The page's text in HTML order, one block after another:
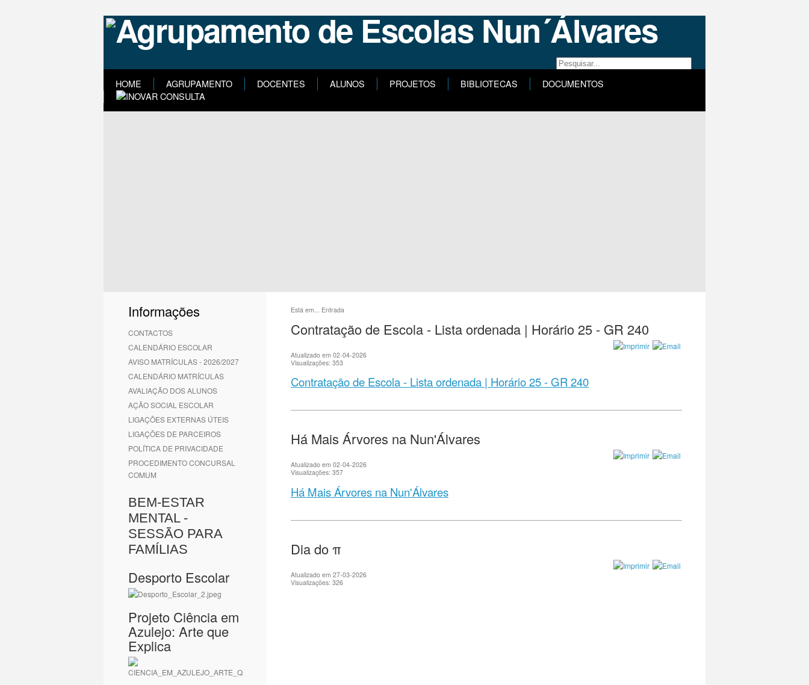
HOME AGRUPAMENTO DOCENTES ALUNOS PROJETOS BIBLIOTECAS DOCUMENTOS
Informações
CONTACTOS
CALENDÁRIO ESCOLAR
AVISO MATRÍCULAS - 2026/2027
CALENDÁRIO MATRÍCULAS
AVALIAÇÃO DOS ALUNOS
AÇÃO SOCIAL ESCOLAR
LIGAÇÕES EXTERNAS ÚTEIS
LIGAÇÕES DE PARCEIROS
POLÍTICA DE PRIVACIDADE
PROCEDIMENTO CONCURSAL
COMUM
BEM-ESTAR
MENTAL -
SESSÃO PARA
FAMÍLIAS
Desporto Escolar
Projeto Ciência em
Azulejo: Arte que
Explica
Está em... Entrada
Contratação de Escola - Lista ordenada | Horário 25 - GR 240
Atualizado em 02-04-2026
Visualizações: 353
Contratação de Escola - Lista ordenada | Horário 25 - GR 240
Há Mais Árvores na Nun'Álvares
Atualizado em 02-04-2026
Visualizações: 357
Há Mais Árvores na Nun'Álvares
Dia do π
Atualizado em 27-03-2026
Visualizações: 326